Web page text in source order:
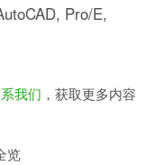
Pro/E,
我们 ，获取更多内容
览